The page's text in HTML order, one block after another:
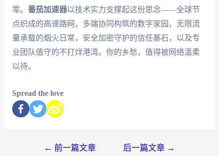
零。 番茄加速器以技术实力支撑起这份思念——全球节
点织成的高速路网，多端协同构筑的数字家园，无限流
量承载的烟火日常，安全加密守护的信任基石，以及专
业团队值守的不打烊港湾。你的乡愁，值得被网络温柔
以待。
Spread the love
← 前一篇文章 后一篇文章 →